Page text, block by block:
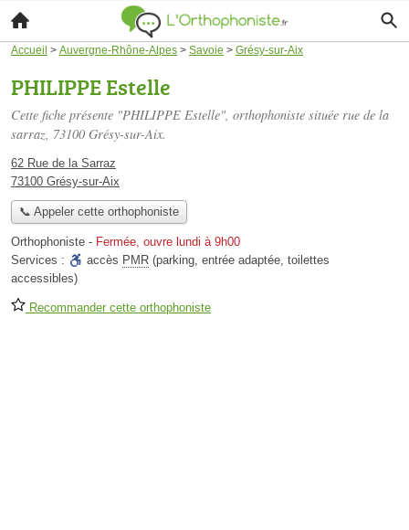
Accueil > Auvergne-Rhône-Alpes > Savoie > Grésy-sur-Aix
PHILIPPE Estelle
Cette fiche présente "PHILIPPE Estelle", orthophoniste située rue de la
sarraz, 73100 Grésy-sur-Aix.
62 Rue de la Sarraz
73100 Grésy-sur-Aix
📞 Appeler cette orthophoniste
Orthophoniste - Fermée, ouvre lundi à 9h00
Services :
accès PMR (parking, entrée adaptée, toilettes
accessibles)
Recommander cette orthophoniste